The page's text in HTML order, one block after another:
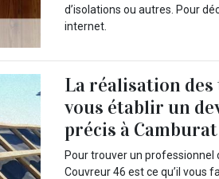
d’isolations ou autres. Pour
internet.
La réalisation
vous établir un
précis à Camburat
Pour trouver un professionnel
Couvreur 46 est ce qu’il vous